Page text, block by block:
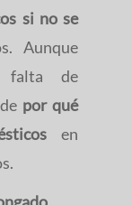
si no se
Aunque
falta de
por qué
en